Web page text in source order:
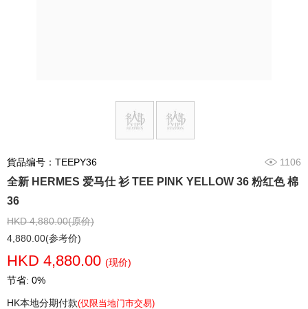
貨品编号：TEEPY36 1106
全新 HERMES 爱马仕 衫 TEE PINK YELLOW 36 粉红色 棉
36
HKD 4,880.00(原价)
4,880.00(参考价)
HKD 4,880.00 (现价)
节省: 0%
HK本地分期付款(仅限当地门市交易)